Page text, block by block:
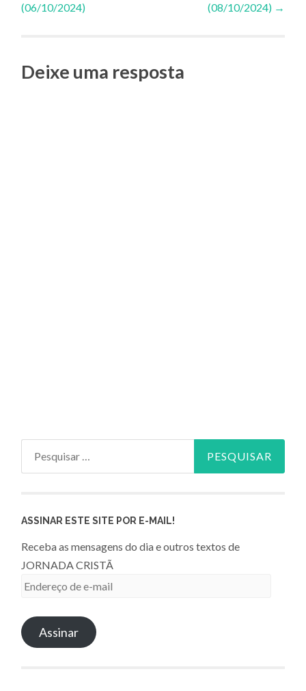
de
Posts
(06/10/2024)
(08/10/2024) →
Deixe uma resposta
ASSINAR ESTE SITE POR E-MAIL!
Receba as mensagens do dia e outros textos de
JORNADA CRISTÃ
Endereço
e-
mailAssinar